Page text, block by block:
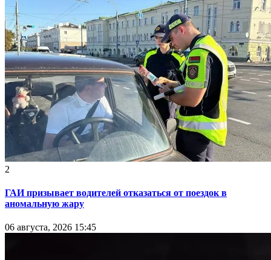
2
ГАИ призывает водителей отказаться от поездок в
аномальную жару
06 августа, 2026 15:45